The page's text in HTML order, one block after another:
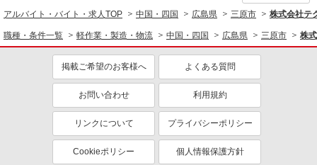
アルバイト・バイト・求人TOP 中国・四国 広島県 三原市 株式会社テ
職種・条件一覧 軽作業・製造・物流 中国・四国 広島県 三原市 株
掲載ご希望のお客様へ よくある質問
お問い合わせ 利用規約
リンクについて プライバシーポリシー
Cookieポリシー 個人情報保護方針